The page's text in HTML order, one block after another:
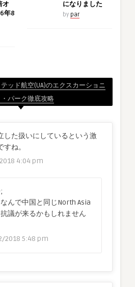
オ
年8
になりました
by par
ッド航空(UA)のエクスカーショニ
パーク徹底攻略
した扱いにしているという激
ね。
4:04 pm
んで中国と同じNorth Asia
議が来るかもしれません
2018 5:48 pm